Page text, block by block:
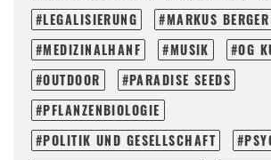
LEGALISIERUNG
MARKUS BERGER
MEDIZINALHANF
MUSIK
OG
OUTDOOR
PARADISE SEEDS
PFLANZENBIOLOGIE
POLITIK UND GESELLSCHAFT